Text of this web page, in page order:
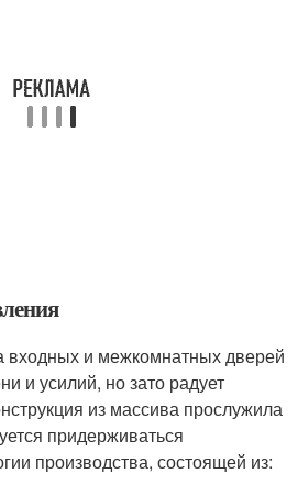
входных и межкомнатных дверей
и усилий, но зато радует
из массива прослужила
придерживаться
производства, состоящей из: